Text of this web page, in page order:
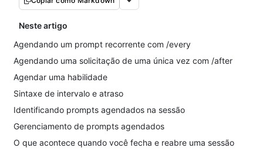
Neste artigo
Agendando um prompt recorrente com /every
Agendando uma solicitação de uma única vez com /after
Agendar uma habilidade
Sintaxe de intervalo e atraso
Identificando prompts agendados na sessão
Gerenciamento de prompts agendados
O que acontece quando você fecha e reabre uma sessão